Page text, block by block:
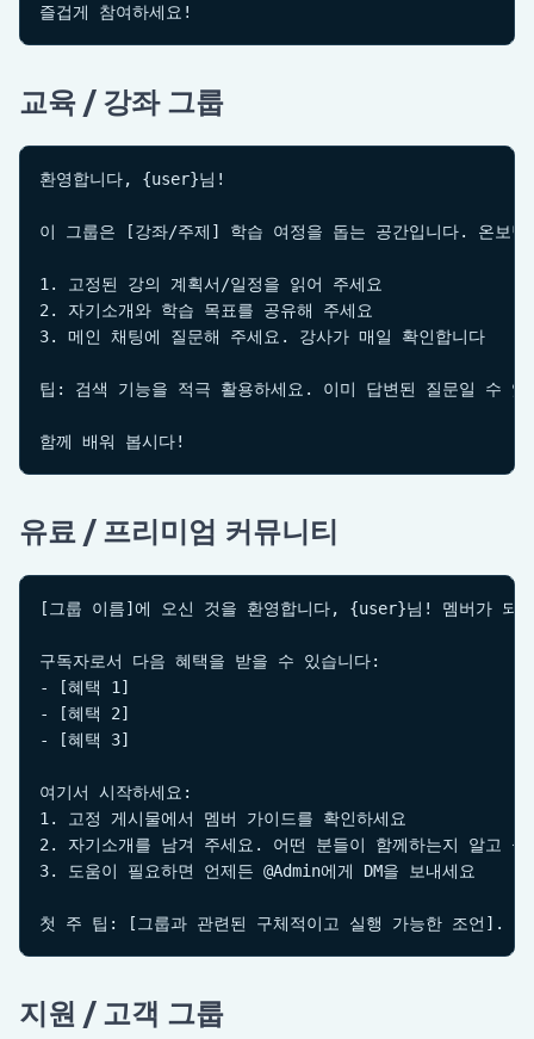
즐겁게 참여하세요!
교육 / 강좌 그룹
환영합니다, {user}님!
이 그룹은 [강좌/주제] 학습 여정을 돕는 공간입니다. 온보딩
1. 고정된 강의 계획서/일정을 읽어 주세요
2. 자기소개와 학습 목표를 공유해 주세요
3. 메인 채팅에 질문해 주세요. 강사가 매일 확인합니다
팁: 검색 기능을 적극 활용하세요. 이미 답변된 질문일 수 있
함께 배워 봅시다!
유료 / 프리미엄 커뮤니티
[그룹 이름]에 오신 것을 환영합니다, {user}님! 멤버가 되
구독자로서 다음 혜택을 받을 수 있습니다:
- [혜택 1]
- [혜택 2]
- [혜택 3]
여기서 시작하세요:
1. 고정 게시물에서 멤버 가이드를 확인하세요
2. 자기소개를 남겨 주세요. 어떤 분들이 함께하는지 알고 싶
3. 도움이 필요하면 언제든 @Admin에게 DM을 보내세요
첫 주 팁: [그룹과 관련된 구체적이고 실행 가능한 조언].
지원 / 고객 그룹